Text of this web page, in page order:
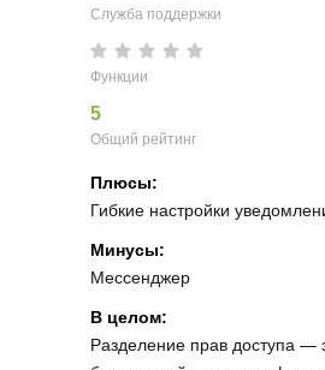
Служба поддержки
Функции
5
Общий рейтинг
Плюсы:
Гибкие настройки
Минусы:
Мессенджер
В целом:
Разделение прав доступа —